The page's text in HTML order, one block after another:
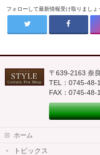
フォローして最新情報受け取りましょ
〒639-2163 奈
TEL：0745-48-
FAX：0745-48-
ホーム
トピックス